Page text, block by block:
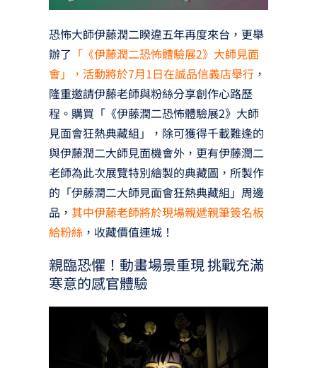
恐怖大師伊藤潤二睽違五年再度來台，更舉
辦了 「《伊藤潤二恐怖體驗展2》大師見面
會」，活動將於7月1日在誠品信義店舉行，
隆重邀請伊藤老師與粉絲分享創作心路歷
程。購買「《伊藤潤二恐怖體驗展2》大師
見面會狂熱典藏組」，除可獲得千載難逢的
與伊藤潤二大師見面機會外，更有伊藤潤二
老師為此次展覽特別繪製的典藏圖，所製作
的「伊藤潤二大師見面會狂熱典藏組」周邊
品， 其中伊藤老師將於現場親遞親筆簽名板
給粉絲，收藏價值連城！
親臨恐懼！動畫場景重現 挑戰充滿
寒意的感官體驗